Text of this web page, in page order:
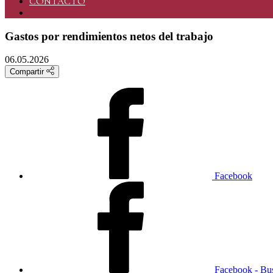
Gastos por rendimientos netos del trabajo
06.05.2026
Compartir
Facebook
Facebook -